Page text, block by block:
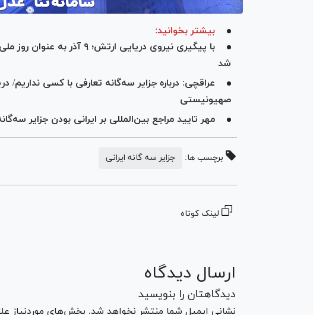
بیشتر بخوانید:
با پیگیری نیروی دریایی
شد
عراقچی: درباره جزایر سه‌گانه تعارفی با کسی
صهیونیستی
مهر تایید مراجع بین‌المللی بر ایرانی بودن جزایر سه‎‌گانه
برچسب ها: جزایر سه گانه ایرانی
لینک کوتاه
ارسال دیدگاه
دیدگاهتان را بنویسید
نشانی ایمیل شما منتشر نخواهد شد. بخش‌های موردنیاز